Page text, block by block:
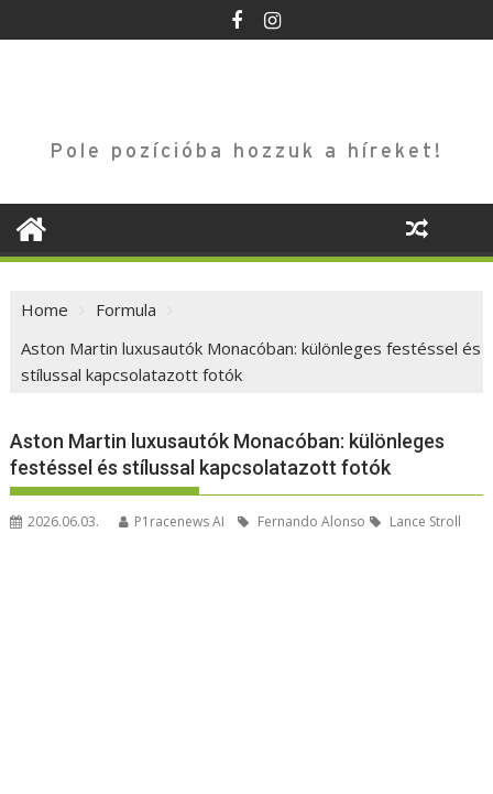
to
Pole pozícióba hozzuk a híreket!
Home
Formula
Aston Martin luxusautók Monacóban: különleges festéssel és
stílussal kapcsolatazott fotók
Aston Martin luxusautók Monacóban: különleges
festéssel és stílussal kapcsolatazott fotók
2026.06.03. P1racenews AI Fernando Alonso Lance Stroll